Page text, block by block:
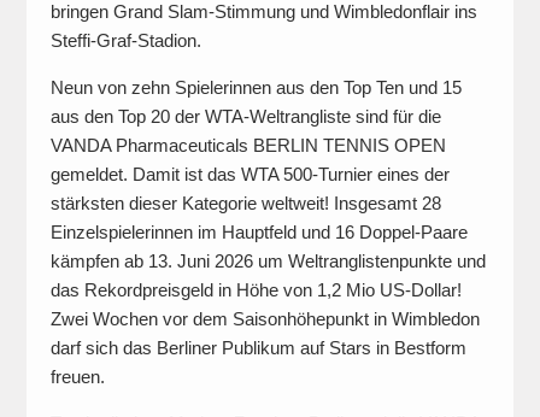
bringen Grand Slam-Stimmung und Wimbledonflair ins
Steffi-Graf-Stadion.
Neun von zehn Spielerinnen aus den Top Ten und 15
aus den Top 20 der WTA-Weltrangliste sind für die
VANDA Pharmaceuticals BERLIN TENNIS OPEN
gemeldet. Damit ist das WTA 500-Turnier eines der
stärksten dieser Kategorie weltweit! Insgesamt 28
Einzelspielerinnen im Hauptfeld und 16 Doppel-Paare
kämpfen ab 13. Juni 2026 um Weltranglistenpunkte und
das Rekordpreisgeld in Höhe von 1,2 Mio US-Dollar!
Zwei Wochen vor dem Saisonhöhepunkt in Wimbledon
darf sich das Berliner Publikum auf Stars in Bestform
freuen.